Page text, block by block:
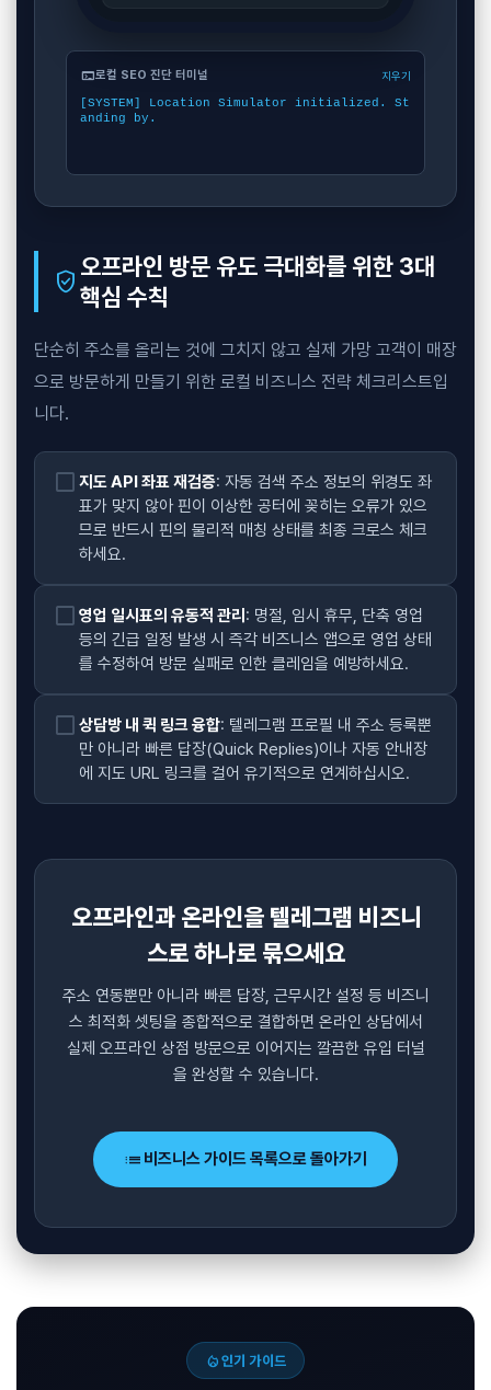
terminal로컬 SEO 진단 터미널 지우기
[SYSTEM] Location Simulator initialized. St
anding by.
verified_user 오프라인 방문 유도 극대화를 위한 3대
핵심 수칙
단순히 주소를 올리는 것에 그치지 않고 실제 가망 고객이 매장
으로 방문하게 만들기 위한 로컬 비즈니스 전략 체크리스트입
니다.
check_box_outline_blank 지도 API 좌표 재검증: 자동 검색 주소 정보의 위경도 좌
표가 맞지 않아 핀이 이상한 공터에 꽂히는 오류가 있으
므로 반드시 핀의 물리적 매칭 상태를 최종 크로스 체크
하세요.
check_box_outline_blank 영업 일시표의 유동적 관리 : 명절, 임시 휴무, 단축 영업
등의 긴급 일정 발생 시 즉각 비즈니스 앱으로 영업 상태
를 수정하여 방문 실패로 인한 클레임을 예방하세요.
check_box_outline_blank 상담방 내 퀵 링크 융합: 텔레그램 프로필 내 주소 등록뿐
만 아니라 빠른 답장(Quick Replies)이나 자동 안내장
에 지도 URL 링크를 걸어 유기적으로 연계하십시오.
오프라인과 온라인을 텔레그램 비즈니
스로 하나로 묶으세요
주소 연동뿐만 아니라 빠른 답장, 근무시간 설정 등 비즈니
스 최적화 셋팅을 종합적으로 결합하면 온라인 상담에서
실제 오프라인 상점 방문으로 이어지는 깔끔한 유입 터널
을 완성할 수 있습니다.
list 비즈니스 가이드 목록으로 돌아가기
local_fire_department인기 가이드